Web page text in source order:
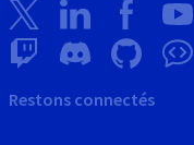
Restons connectés